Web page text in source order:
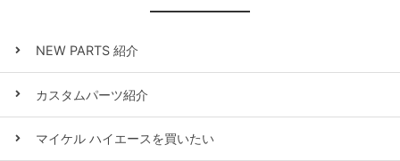
NEW PARTS 紹介
カスタムパーツ紹介
マイケル ハイエースを買いたい